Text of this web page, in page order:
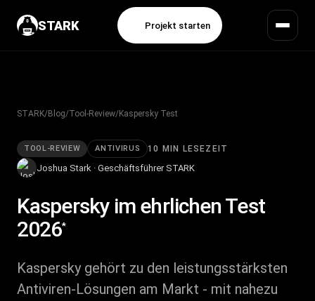
STARK Projekt starten
STARK/Blog/Tool-Review/Kaspersky Test
TOOL-REVIEW ANTIVIRUS 10 MIN LESEZEIT
Joshua Stark · Geschäftsführer STARK
Kasperskyim ehrlichen Test
2026*
Kaspersky gehört zu den leistungsstärksten
Antiviren-Lösungen am Markt - mit nahezu